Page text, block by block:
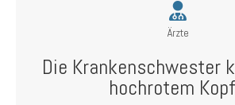
Ärzte
Die Krankenschwester
hochrotem